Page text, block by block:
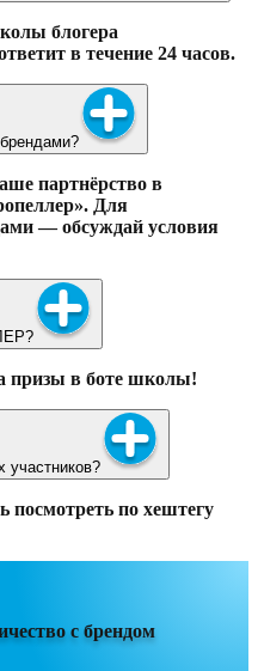
блогера
в течение 24 часов.
партнёрство в
Для
— обсуждай условия
в боте школы!
участников?
по хештегу
с брендом